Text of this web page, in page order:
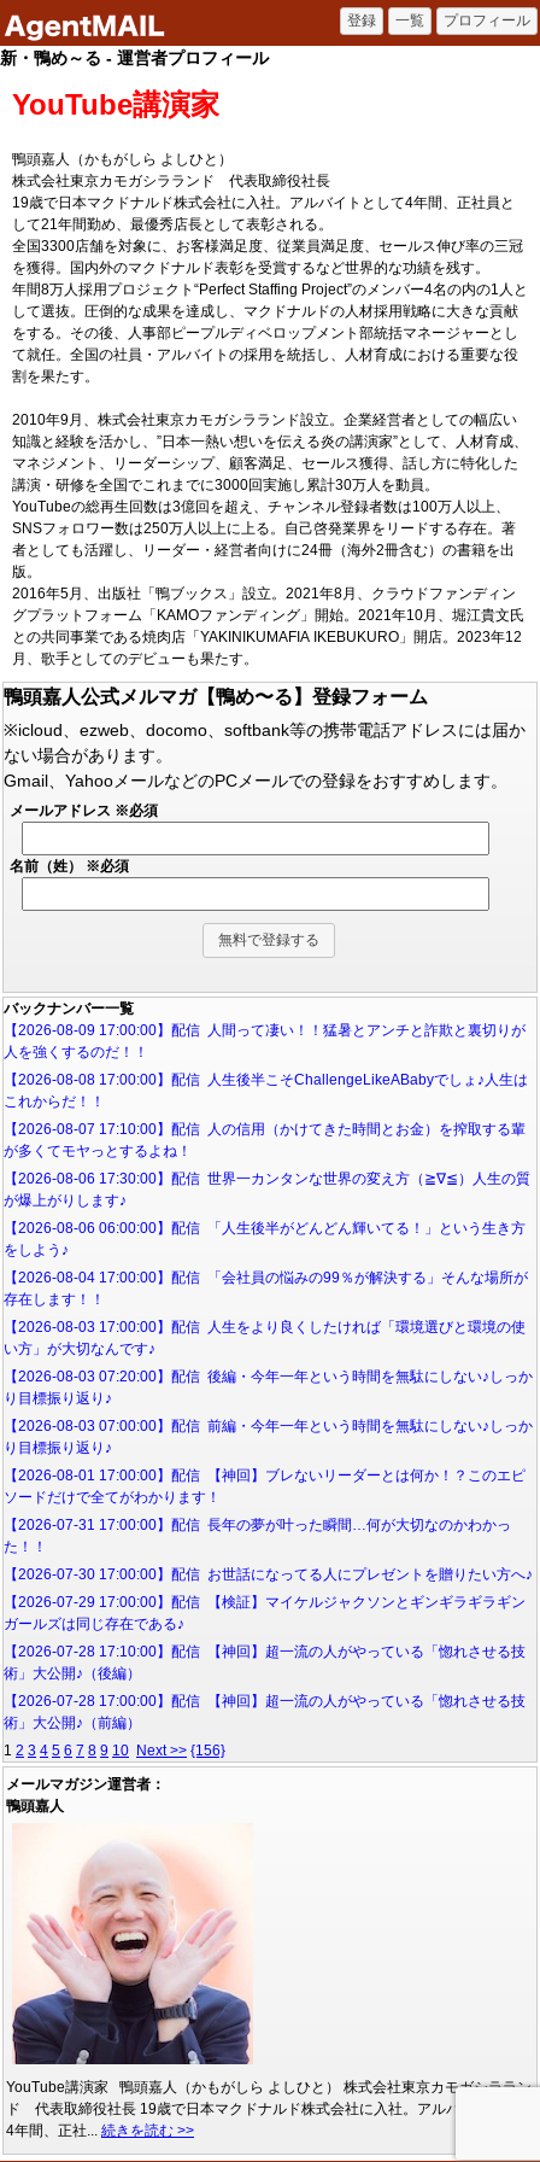
新・鴨め～る - 運営者プロフィール
YouTube講演家
鴨頭嘉人（かもがしら よしひと）
株式会社東京カモガシラランド 代表取締役社長
19歳で日本マクドナルド株式会社に入社。アルバイトとして4年間、正社員と
して21年間勤め、最優秀店長として表彰される。
全国3300店舗を対象に、お客様満足度、従業員満足度、セールス伸び率の三冠
を獲得。国内外のマクドナルド表彰を受賞するなど世界的な功績を残す。
年間8万人採用プロジェクト“Perfect Staffing Project”のメンバー4名の内の1人と
して選抜。圧倒的な成果を達成し、マクドナルドの人材採用戦略に大きな貢献
をする。その後、人事部ピープルディベロップメント部統括マネージャーとし
て就任。全国の社員・アルバイトの採用を統括し、人材育成における重要な役
割を果たす。
2010年9月、株式会社東京カモガシラランド設立。企業経営者としての幅広い
知識と経験を活かし、”日本一熱い想いを伝える炎の講演家”として、人材育成、
マネジメント、リーダーシップ、顧客満足、セールス獲得、話し方に特化した
講演・研修を全国でこれまでに3000回実施し累計30万人を動員。
YouTubeの総再生回数は3億回を超え、チャンネル登録者数は100万人以上、
SNSフォロワー数は250万人以上に上る。自己啓発業界をリードする存在。著
者としても活躍し、リーダー・経営者向けに24冊（海外2冊含む）の書籍を出
版。
2016年5月、出版社「鴨ブックス」設立。2021年8月、クラウドファンディン
グプラットフォーム「KAMOファンディング」開始。2021年10月、堀江貴文氏
との共同事業である焼肉店「YAKINIKUMAFIA IKEBUKURO」開店。2023年12
月、歌手としてのデビューも果たす。
鴨頭嘉人公式メルマガ【鴨め〜る】登録フォーム
※icloud、ezweb、docomo、softbank等の携帯電話アドレスには届か
ない場合があります。
Gmail、YahooメールなどのPCメールでの登録をおすすめします。
メールアドレス ※必須
名前（姓） ※必須
バックナンバー一覧
【2026-08-09 17:00:00】配信 人間って凄い！！猛暑とアンチと詐欺と裏切りが
人を強くするのだ！！
【2026-08-08 17:00:00】配信 人生後半こそChallengeLikeABabyでしょ♪人生は
これからだ！！
【2026-08-07 17:10:00】配信 人の信用（かけてきた時間とお金）を搾取する輩
が多くてモヤっとするよね！
【2026-08-06 17:30:00】配信 世界一カンタンな世界の変え方（≧∇≦）人生の質
が爆上がりします♪
【2026-08-06 06:00:00】配信 「人生後半がどんどん輝いてる！」という生き方
をしよう♪
【2026-08-04 17:00:00】配信 「会社員の悩みの99％が解決する」そんな場所が
存在します！！
【2026-08-03 17:00:00】配信 人生をより良くしたければ「環境選びと環境の使
い方」が大切なんです♪
【2026-08-03 07:20:00】配信 後編・今年一年という時間を無駄にしない♪しっか
り目標振り返り♪
【2026-08-03 07:00:00】配信 前編・今年一年という時間を無駄にしない♪しっか
り目標振り返り♪
【2026-08-01 17:00:00】配信 【神回】ブレないリーダーとは何か！？このエピ
ソードだけで全てがわかります！
【2026-07-31 17:00:00】配信 長年の夢が叶った瞬間…何が大切なのかわかっ
た！！
【2026-07-30 17:00:00】配信 お世話になってる人にプレゼントを贈りたい方へ♪
【2026-07-29 17:00:00】配信 【検証】マイケルジャクソンとギンギラギラギン
ガールズは同じ存在である♪
【2026-07-28 17:10:00】配信 【神回】超一流の人がやっている「惚れさせる技
術」大公開♪（後編）
【2026-07-28 17:00:00】配信 【神回】超一流の人がやっている「惚れさせる技
術」大公開♪（前編）
1 2 3 4 5 6 7 8 9 10 Next >> {156}
メールマガジン運営者：
鴨頭嘉人
YouTube講演家 鴨頭嘉人（かもがしら よしひと） 株式会社東京カモガシララン
ド 代表取締役社長 19歳で日本マクドナルド株式会社に入社。アルバイトとして
4年間、正社... 続きを読む >>